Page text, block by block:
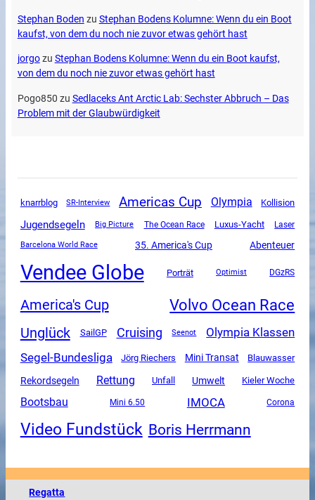
Stephan Boden zu Stephan Bodens Kolumne: Wenn du ein Boot
kaufst, von dem du noch nie zuvor etwas gehört hast
jorgozu Stephan Bodens Kolumne: Wenn du ein Boot kaufst,
von dem du noch nie zuvor etwas gehört hast
Pogo850 zu Sedlaceks Ant Arctic Lab: Sechster Abbruch – Das
Problem mit der Glaubwürdigkeit
knarrblog SR-Interview Americas Cup Olympia Kollision
Jugendsegeln Big Picture The Ocean Race Luxus-Yacht Laser
Barcelona World Race 35. America's Cup Abenteuer
Vendee Globe Porträt Optimist DGzRS
America's Cup Volvo Ocean Race
Unglück SailGP Cruising Seenot
Olympia Klassen
Segel-Bundesliga
Jörg Riechers Mini Transat Blauwasser
Rekordsegeln Rettung Unfall Umwelt Kieler Woche
Bootsbau Mini 6.50 IMOCA Corona
Video Fundstück Boris Herrmann
Regatta